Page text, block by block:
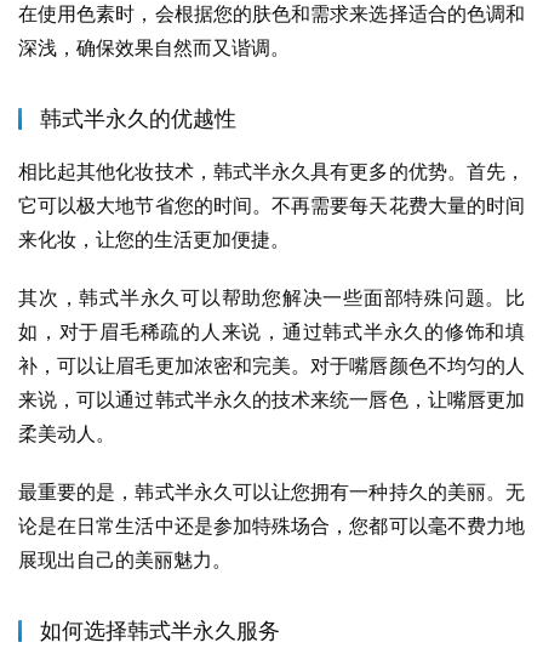
在使用色素时，会根据您的肤色和需求来选择适合的色调和
深浅，确保效果自然而又谐调。
韩式半永久的优越性
相比起其他化妆技术，韩式半永久具有更多的优势。首先，
它可以极大地节省您的时间。不再需要每天花费大量的时间
来化妆，让您的生活更加便捷。
其次，韩式半永久可以帮助您解决一些面部特殊问题。比
如，对于眉毛稀疏的人来说，通过韩式半永久的修饰和填
补，可以让眉毛更加浓密和完美。对于嘴唇颜色不均匀的人
来说，可以通过韩式半永久的技术来统一唇色，让嘴唇更加
柔美动人。
最重要的是，韩式半永久可以让您拥有一种持久的美丽。无
论是在日常生活中还是参加特殊场合，您都可以毫不费力地
展现出自己的美丽魅力。
如何选择韩式半永久服务